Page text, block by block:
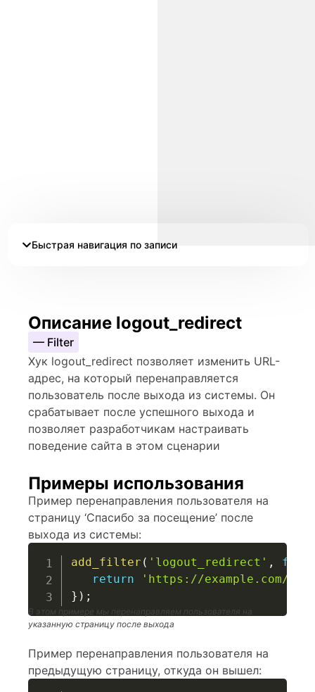
Быстрая навигация по записи
Описание logout_redirect
— Filter
Хук logout_redirect позволяет изменить URL-
адрес, на который перенаправляется
пользователь после выхода из системы. Он
срабатывает после успешного выхода и
позволяет разработчикам настраивать
поведение сайта в этом сценарии
Примеры использования
Пример перенаправления пользователя на
страницу ‘Спасибо за посещение’ после
выхода из системы:
add_filter ( 'logout_redirect' ,
return
'https://example.com/
} ) ;
В этом примере мы перенаправляем пользователя на
указанную страницу после выхода
Пример перенаправления пользователя на
предыдущую страницу, откуда он вышел: